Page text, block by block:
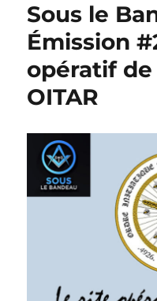
Sous le
Émission
opératif
OITAR